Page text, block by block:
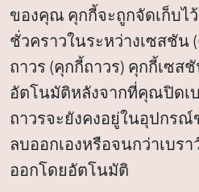
ของคุณ คุกกี้จะถูกจัดเก็บ
ชั่วคราวในระหว่างเซสชัน
ถาวร (คุกกี้ถาวร) คุกกี้เซส
อัตโนมัติหลังจากที่คุณปิดเ
ถาวรจะยังคงอยู่ในอุปกร
ลบออกเองหรือจนกว่าเบร
ออกโดยอัตโนมัติ